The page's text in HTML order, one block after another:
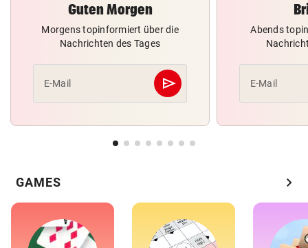
Guten Morgen
Morgens topinformiert über die
Nachrichten des Tages
E-Mail send
Abschicken
Abends
E-Mail
GAMES chevron_right